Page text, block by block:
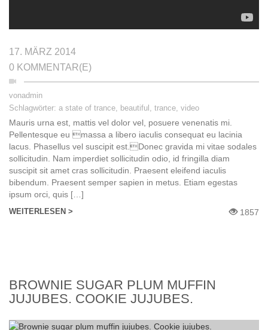
17. MÄRZ 2014
0 KOMMENTAR(E)
vonadmin
Schlagwörter: a state of trance, beautiful , trance, video
Mauris urna est, mattis vel dolor vel, posuere venenatis mi.
Pellentesque eu massa a libero iaculis consequat eu lacinia
lacus. Phasellus vel suscipit est.Donec gravida mi vitae sodales
sollicitudin. Nam imperdiet sollicitudin odio, id fringilla diam
suscipit sit amet сras sollicitudin. Praesent eleifend iaculis
bibendum. Praesent semper sapien in metus. Etiam egestas
ipsum orci, quis […]
WEITERLESEN > 1857
BROWNIE SUGAR PLUM MUFFIN
JUJUBES. COOKIE JUJUBES.